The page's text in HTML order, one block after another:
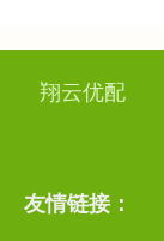
翔云优配
友情链接：